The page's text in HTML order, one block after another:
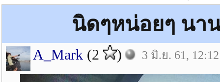
นิดๆหน่อยๆ นา
A_Mark (2 ) 3 มิ.ย. 61, 12:12